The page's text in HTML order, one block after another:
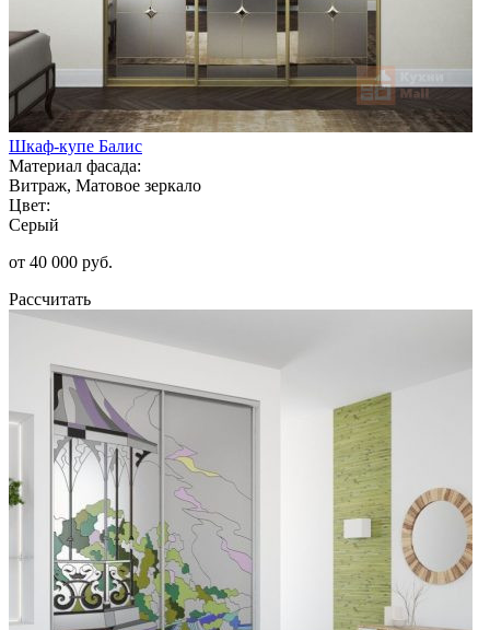
Шкаф-купе Балис
Материал фасада:
Витраж, Матовое зеркало
Цвет:
Серый
от 40 000 руб.
Рассчитать